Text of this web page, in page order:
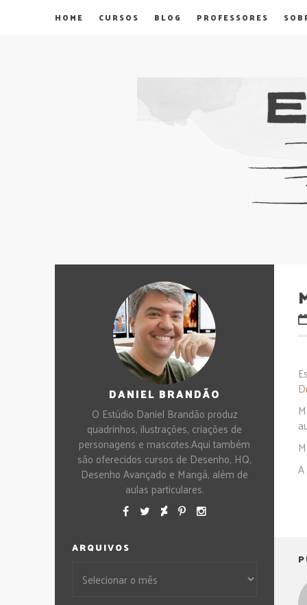
HOME CURSOS BLOG PROFESSORES
DANIEL BRANDÃO
O Estúdio Daniel Brandão produz
quadrinhos, ilustrações, criações de
personagens e mascotes.Aqui também
são oferecidos cursos de Desenho, HQ,
Desenho Avançado e Mangá, além de
aulas particulares.
ARQUIVOS